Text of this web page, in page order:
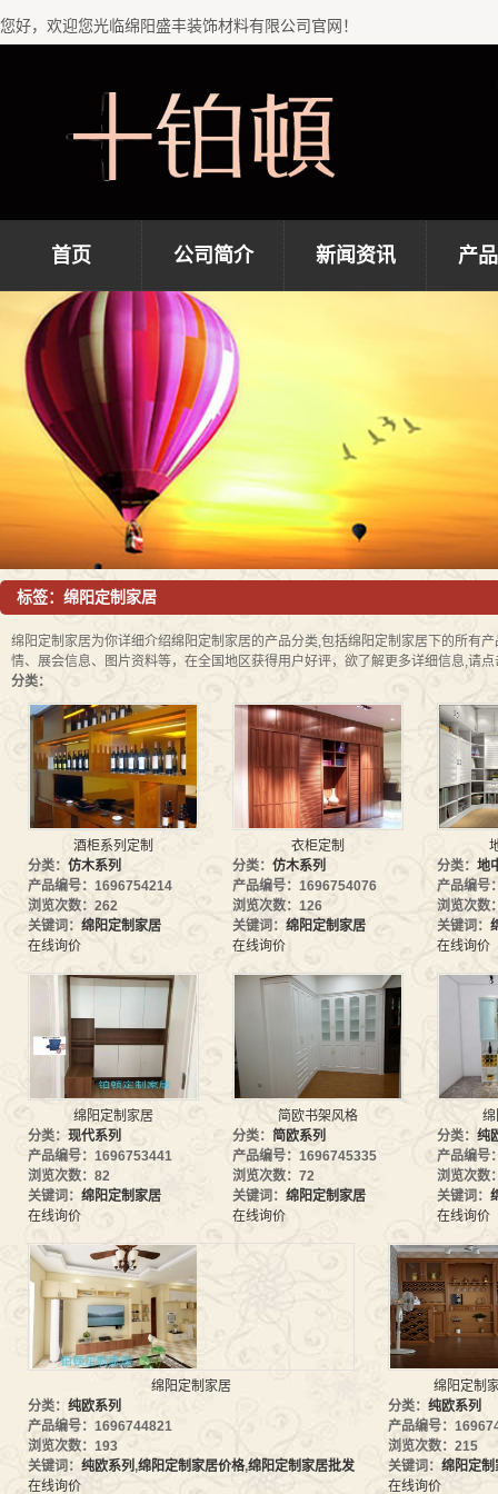
您好，欢迎您光临绵阳盛丰装饰材料有限公司官网！
首页 公司简介
公司简介
直属专卖店
新闻资讯 产
儿童
标签：绵阳定制家居
绵阳定制家居为你详细介绍绵阳定制家居的产品分类,包括绵阳定制家居 下的所有
情、展会信息、图片资料等，在全国地区获得用户好评，欲了解更多详细信息,请点
分类：
酒柜系列定制
分类： 仿木系列
产品编号：1696754214
浏览次数：262
关键词： 绵阳定制家居
在线询价
衣柜定制
分类： 仿木系列
产品编号：1696754076
浏览次数：126
关键词： 绵阳定制家居
在线询价
分类： 地
产品编号
浏览次数
关键词：
在线询价
绵阳定制家居
分类： 现代系列
产品编号：1696753441
浏览次数：82
关键词： 绵阳定制家居
在线询价
简欧书架风格
分类： 简欧系列
产品编号：1696745335
浏览次数：72
关键词： 绵阳定制家居
在线询价
分类： 纯
产品编号
浏览次数
关键词：
在线询价
绵阳定制家居
分类： 纯欧系列
产品编号：1696744821
浏览次数：193
关键词： 纯欧系列,绵阳定制家居价格,绵阳定制家居批发
在线询价
绵阳定制
分类： 纯欧系列
产品编号：
浏览次数：215
关键词： 绵阳定制
在线询价